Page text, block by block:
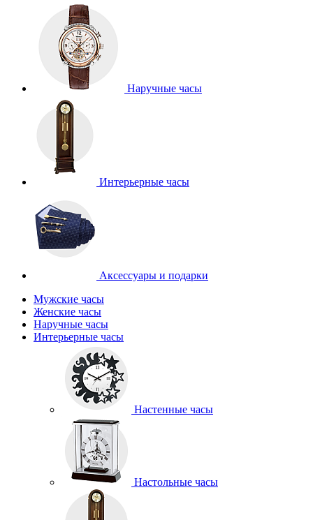
Наручные часы
Интерьерные часы
Аксессуары и подарки
Мужские часы
Женские часы
Наручные часы
Интерьерные часы
Настенные часы
Настольные часы